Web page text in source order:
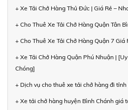
+ Xe Tải Chở Hàng Thủ Đức | Giá Rẻ –
+ Cho Thuê Xe Tải Chở Hàng Quận Tân
+ Cho Thuê Xe Tải Chở Hàng Quận 7 Giá
+ Xe Tải Chở Hàng Quận Phú Nhuận |
Chóng]
+ Dịch vụ cho thuê xe tải chở hàng đi
+ Xe tải chở hàng huyện Bình Chánh giá